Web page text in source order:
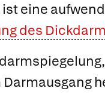
ist eine
des